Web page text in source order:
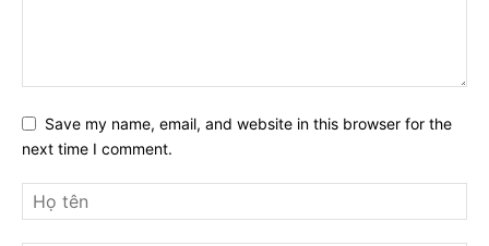
Save my name, email, and website in this browser for the
next time I comment.